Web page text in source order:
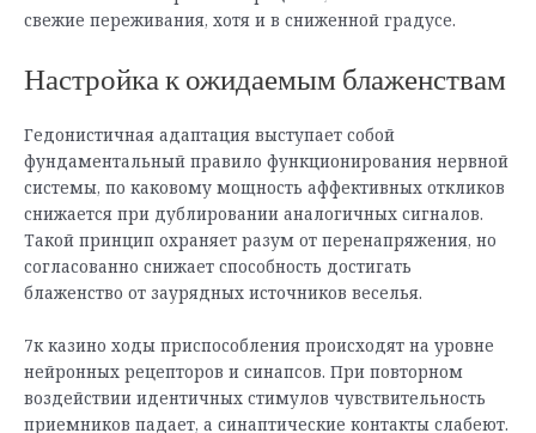
свежие переживания, хотя и в сниженной градусе.
Настройка к ожидаемым блаженствам
Гедонистичная адаптация выступает собой
фундаментальный правило функционирования нервной
системы, по каковому мощность аффективных откликов
снижается при дублировании аналогичных сигналов.
Такой принцип охраняет разум от перенапряжения, но
согласованно снижает способность достигать
блаженство от заурядных источников веселья.
7к казино ходы приспособления происходят на уровне
нейронных рецепторов и синапсов. При повторном
воздействии идентичных стимулов чувствительность
приемников падает, а синаптические контакты слабеют.